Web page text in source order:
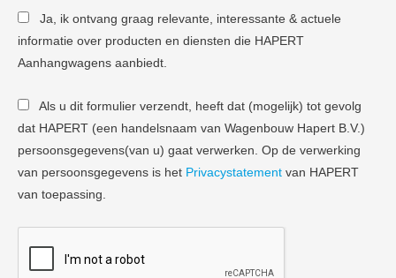
Ja, ik ontvang graag relevante, interessante & actuele
informatie over producten en diensten die HAPERT
Aanhangwagens aanbiedt.
Als u dit formulier verzendt, heeft dat (mogelijk) tot gevolg
dat HAPERT (een handelsnaam van Wagenbouw Hapert B.V.)
persoonsgegevens(van u) gaat verwerken. Op de verwerking
van persoonsgegevens is het Privacystatement van HAPERT
van toepassing.